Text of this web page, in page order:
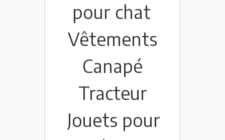
pour chat
Vêtements
Canapé
Tracteur
Jouets pour